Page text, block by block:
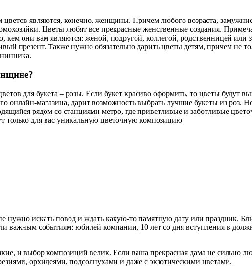
являются, конечно, женщины. Причем любого возраста, замужние
Цветы любят все прекрасные женственные создания.
кем они вам являются: женой, подругой, коллегой, родственницей или
презент. Также нужно обязательно дарить цветы детям, причем не
для букета – розы. Если букет красиво оформить, то цветы будут
онлайн-магазина, дарит возможность выбрать лучшие букеты из роз.
рядом со станциями метро, где приветливые и заботливые
только для вас уникальную цветочную композицию.
искать повод и ждать какую-то памятную дату или праздник.
важным событиям: юбилей компании, 10 лет со дня вступления в
и выбор композиций велик. Если ваша прекрасная дама не сильно
орхидеями, подсолнухами и даже с экзотическими цветами.